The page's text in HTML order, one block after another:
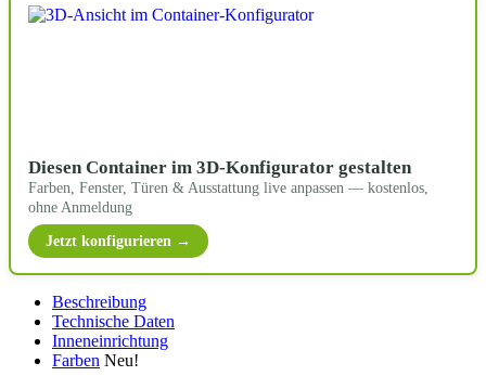
Diesen Container im 3D-Konfigurator gestalten
Farben, Fenster, Türen & Ausstattung live anpassen — kostenlos,
ohne Anmeldung
Jetzt konfigurieren →
Beschreibung
Technische Daten
Inneneinrichtung
Farben Neu!